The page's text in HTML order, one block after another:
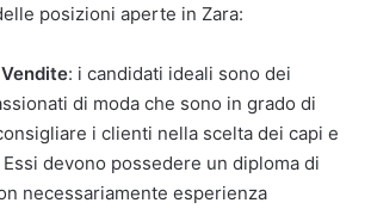
posizioni aperte in Zara:
: i candidati ideali sono dei
di moda che sono in grado di
i clienti nella scelta dei capi e
devono possedere un diploma di
necessariamente esperienza